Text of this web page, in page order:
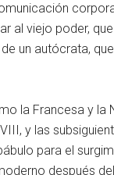
al viejo poder,
un autócrata,
la Francesa y la
y las
para el
después